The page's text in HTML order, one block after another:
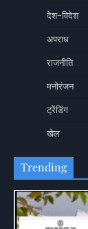
देश-विदेश
अपराध
राजनीति
मनोरंजन
ट्रेंडिंग
खेल
Trending